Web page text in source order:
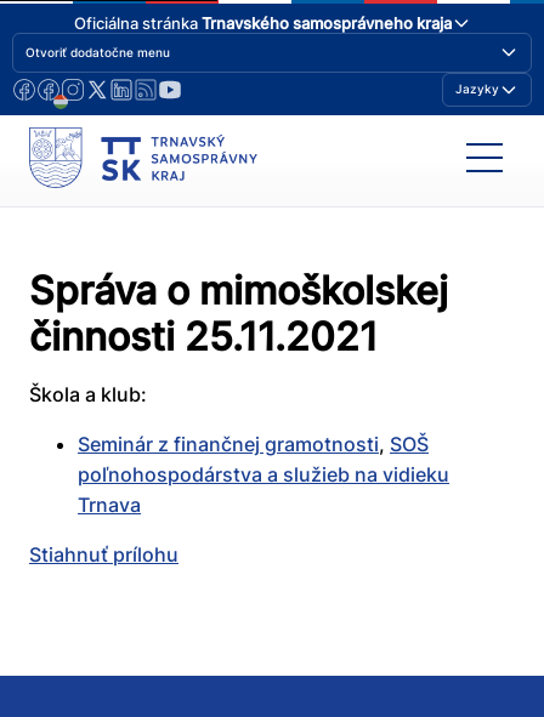
Oficiálna stránkaTrnavského samosprávneho kraja
Otvoriť dodatočne menu
Jazyky
Správa o mimoškolskej
činnosti 25.11.2021
Škola a klub:
Seminár z finančnej gramotnosti, SOŠ
poľnohospodárstva a služieb na vidieku
Trnava
Stiahnuť prílohu